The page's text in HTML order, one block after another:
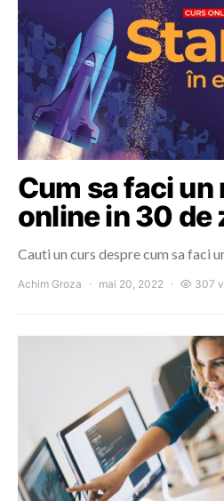
Cum sa faci
online in 30 de
Cauti un curs despre cum sa faci
Achim Groza mai 20, 2022 307